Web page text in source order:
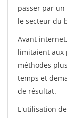
passer par
le secteur du
Avant
limitaient aux
méthodes
temps et
de résultat.
L'utilisation